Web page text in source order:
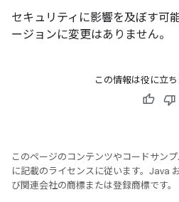
セキュリティに影響を及ぼす可
ージョンに変更はありません。
この情報は役に立
このページのコンテンツやコードサンプ
に記載のライセンスに従います。Java
び関連会社の商標または登録商標です。